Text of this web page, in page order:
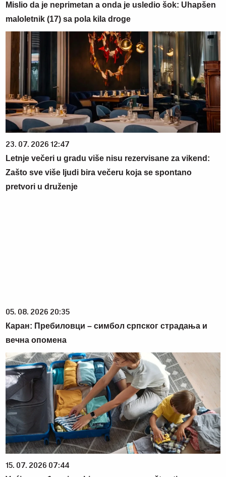
Mislio da je neprimetan a onda je usledio šok: Uhapšen
maloletnik (17) sa pola kila droge
23. 07. 2026 12:47
Letnje večeri u gradu više nisu rezervisane za vikend:
Zašto sve više ljudi bira večeru koja se spontano
pretvori u druženje
05. 08. 2026 20:35
Каран: Пребиловци – симбол српског страдања и
вечна опомена
15. 07. 2026 07:44